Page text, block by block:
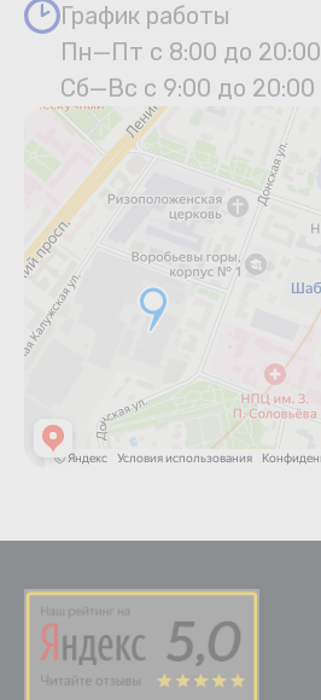
График работы
Пн—Пт с 8:00 до 20:00
Сб—Вс с 9:00 до 20:00